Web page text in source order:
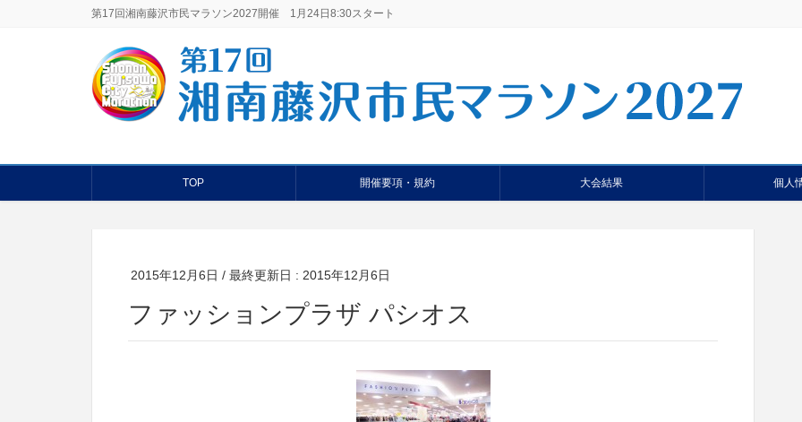
第17回湘南藤沢市民マラソン2027開催 1月24日8:30スタート
TOP 開催要項・規約 大会結果 個人
2015年12月6日 / 最終更新日 : 2015年12月6日
ファッションプラザ パシオス